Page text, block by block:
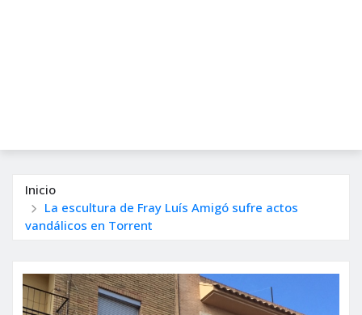
Inicio
La escultura de Fray Luís Amigó sufre actos
vandálicos en Torrent